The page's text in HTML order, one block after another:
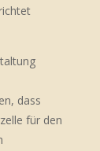
dass
für den